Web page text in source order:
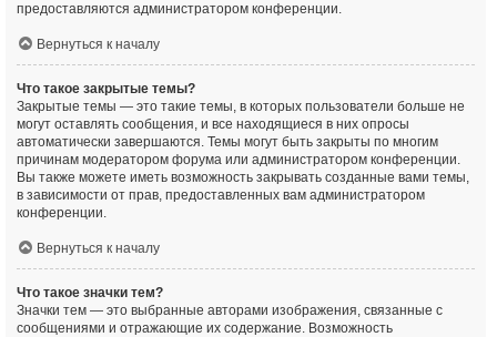
предоставляются администратором конференции.
Вернуться к началу
Что такое закрытые темы?
Закрытые темы — это такие темы, в которых пользователи больше не
могут оставлять сообщения, и все находящиеся в них опросы
автоматически завершаются. Темы могут быть закрыты по многим
причинам модератором форума или администратором конференции.
Вы также можете иметь возможность закрывать созданные вами темы,
в зависимости от прав, предоставленных вам администратором
конференции.
Вернуться к началу
Что такое значки тем?
Значки тем — это выбранные авторами изображения, связанные с
сообщениями и отражающие их содержание. Возможность